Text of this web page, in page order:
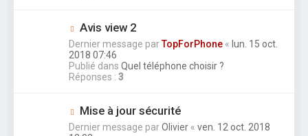
Avis view 2
Dernier message parTopForPhone « lun. 15 oct.
2018 07:46
Publié dans Quel téléphone choisir ?
Réponses : 3
Mise à jour sécurité
Dernier message parOlivier « ven. 12 oct. 2018